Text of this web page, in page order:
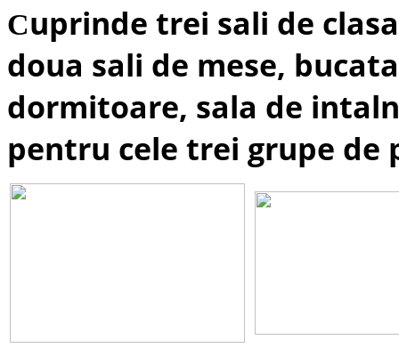
Cuprinde trei sali de
doua sali de mese,
dormitoare, sala de
pentru cele trei grupe de